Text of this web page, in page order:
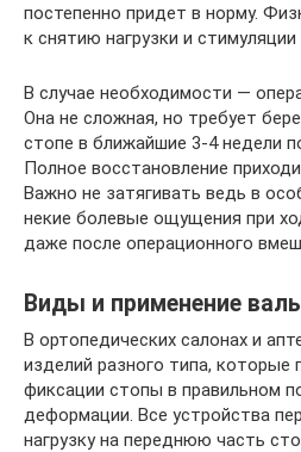
постепенно придет в норму.
к снятию нагрузки и
В случае необходимости —
Она не сложная, но требует
стопе в ближайшие 3-4 недели
Полное восстановление
Важно не затягивать ведь в
некие болевые ощущения при
даже после операционного
Виды и применение
В ортопедических салонах и
изделий разного типа, которые
фиксации стопы в правильном
деформации. Все устройства
нагрузку на переднюю часть